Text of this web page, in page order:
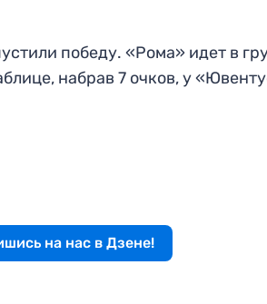
победу. «Рома» идет в
набрав 7 очков, у
на нас в Дзене!